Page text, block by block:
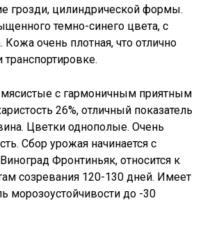
грозди, цилиндрической формы.
темно-синего цвета, с
очень плотная, что отлично
транспортировке.
мясистые с гармоничным приятным
26%, отличный показатель
Цветки однополые. Очень
Сбор урожая начинается с
Фронтиньяк, относится к
созревания 120-130 дней. Имеет
морозоустойчивости до -30